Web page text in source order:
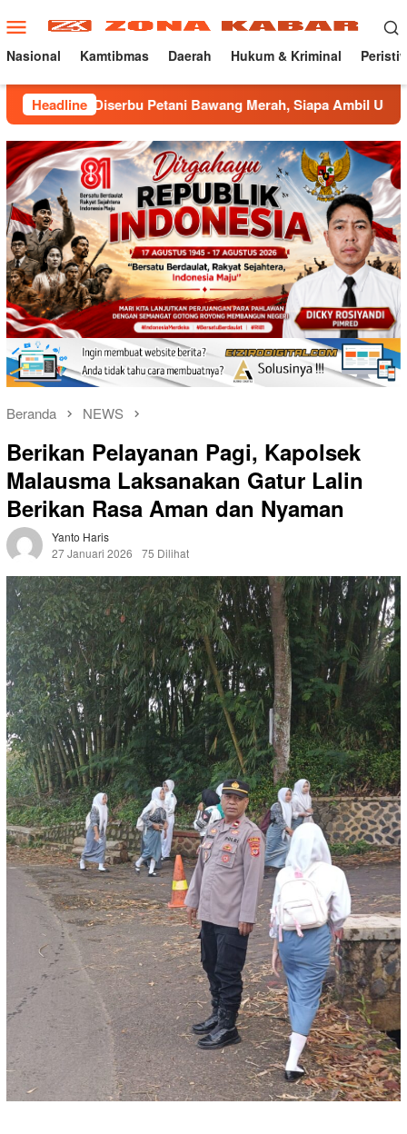
ke
konten
Menu
Mobile
Nasional Kamtibmas Daerah Hukum & Kriminal
Headline
Petani Bawang Merah, Siapa Ambil Untung ???
Beranda NEWS
Berikan Pelayanan Pagi, Kapolsek
Malausma Laksanakan Gatur Lalin
Berikan Rasa Aman dan Nyaman
Yanto Haris
27 Januari 2026
75 Dilihat